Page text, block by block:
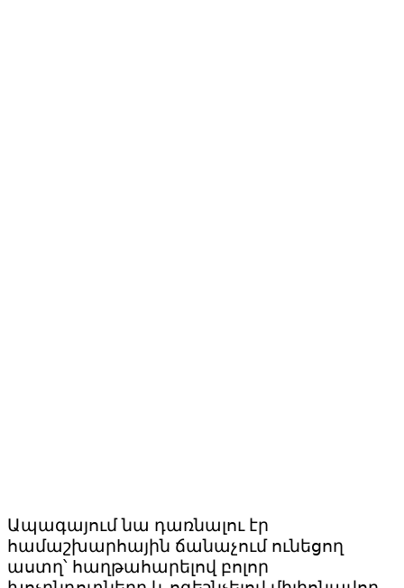
Ապագայում նա դառնալու էր
համաշխարհային ճանաչում ունեցող
աստղ՝ հաղթահարելով բոլոր